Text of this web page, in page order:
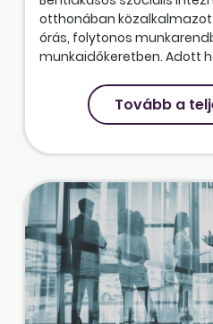
otthonában
órás, folytonos
munkaidőkeretben. Adott
Tovább a